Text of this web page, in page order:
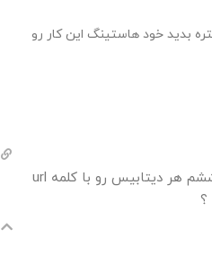
بدید خود هاستینگ این کار رو
سلام مهندس جان چرا در مرحله ششم هر دیتابیس رو با کلمه url
؟